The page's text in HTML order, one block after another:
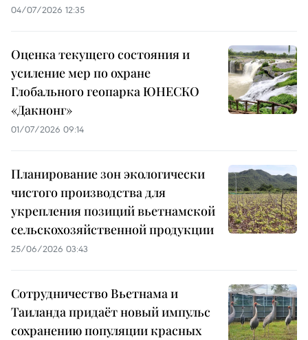
04/07/2026 12:35
Оценка текущего состояния и
усиление мер по охране
Глобального геопарка ЮНЕСКО
«Дакнонг»
01/07/2026 09:14
Планирование зон экологически
чистого производства для
укрепления позиций вьетнамской
сельскохозяйственной продукции
25/06/2026 03:43
Сотрудничество Вьетнама и
Таиланда придаёт новый импульс
сохранению популяции красных